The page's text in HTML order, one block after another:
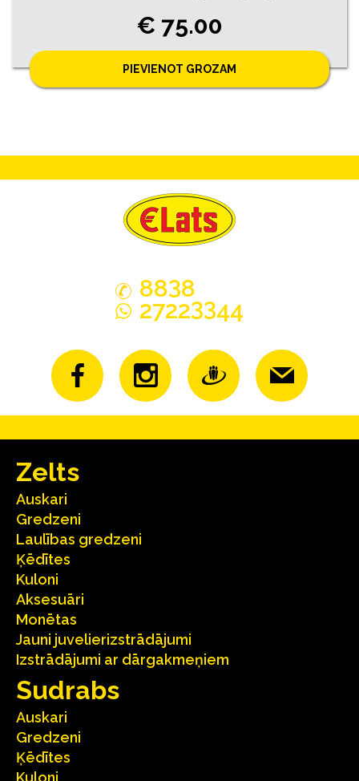
€ 75.00
PIEVIENOT GROZAM
8838
27223344
Zelts
Auskari
Gredzeni
Laulības gredzeni
Ķēdītes
Kuloni
Aksesuāri
Monētas
Jauni juvelierizstrādājumi
Izstrādājumi ar dārgakmeņiem
Sudrabs
Auskari
Gredzeni
Ķēdītes
Kuloni